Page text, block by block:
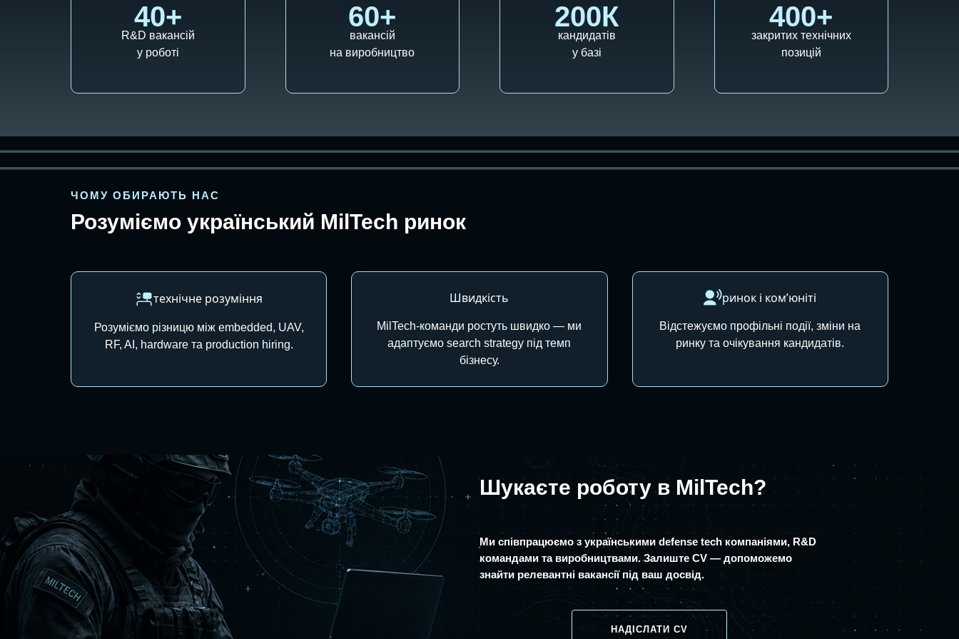
40+
R&D вакансій
у роботі
60+
вакансій
на виробництво
200К
кандидатів
у базі
400+
закритих технічних
позицій
ЧОМУ ОБИРАЮТЬ НАС
Розуміємо український MilTech ринок
технічне розуміння
Розуміємо різницю між embedded, UAV,
RF, AI, hardware та production hiring.
Швидкість
MilTech-команди ростуть швидко — ми
адаптуємо search strategy під темп
бізнесу.
ринок і ком’юніті
Відстежуємо профільні події, зміни на
ринку та очікування кандидатів.
Шукаєте роботу в MilTech?
Ми співпрацюємо з українськими defense tech компаніями, R&D
командами та виробництвами. Залиште CV — допоможемо
знайти релевантні вакансії під ваш досвід.
НАДІCЛАТИ CV